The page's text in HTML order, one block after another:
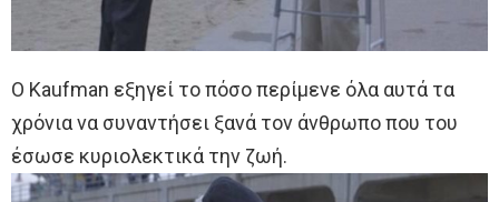
Ο Kaufman εξηγεί το πόσο περίμενε όλα αυτά τα
χρόνια να συναντήσει ξανά τον άνθρωπο που του
έσωσε κυριολεκτικά την ζωή.